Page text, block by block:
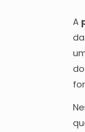
A